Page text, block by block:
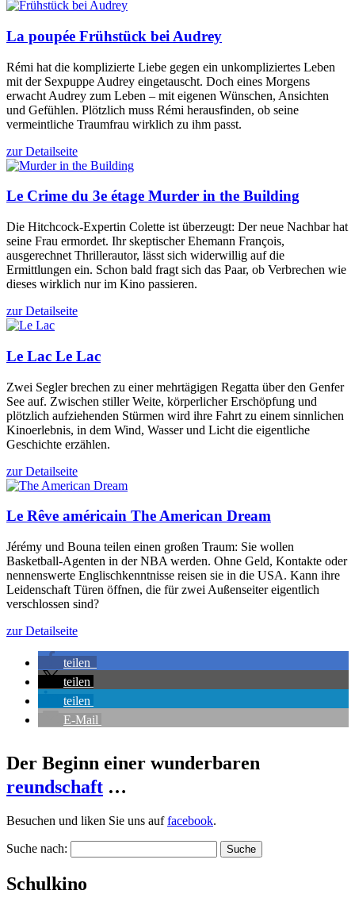
La poupée Frühstück bei Audrey
Rémi hat die komplizierte Liebe gegen ein unkompliziertes Leben
mit der Sexpuppe Audrey eingetauscht. Doch eines Morgens
erwacht Audrey zum Leben – mit eigenen Wünschen, Ansichten
und Gefühlen. Plötzlich muss Rémi herausfinden, ob seine
vermeintliche Traumfrau wirklich zu ihm passt.
zur Detailseite
Le Crime du 3e étage Murder in the Building
Die Hitchcock-Expertin Colette ist überzeugt: Der neue Nachbar hat
seine Frau ermordet. Ihr skeptischer Ehemann François,
ausgerechnet Thrillerautor, lässt sich widerwillig auf die
Ermittlungen ein. Schon bald fragt sich das Paar, ob Verbrechen wie
dieses wirklich nur im Kino passieren.
zur Detailseite
Le Lac Le Lac
Zwei Segler brechen zu einer mehrtägigen Regatta über den Genfer
See auf. Zwischen stiller Weite, körperlicher Erschöpfung und
plötzlich aufziehenden Stürmen wird ihre Fahrt zu einem sinnlichen
Kinoerlebnis, in dem Wind, Wasser und Licht die eigentliche
Geschichte erzählen.
zur Detailseite
Le Rêve américain The American Dream
Jérémy und Bouna teilen einen großen Traum: Sie wollen
Basketball-Agenten in der NBA werden. Ohne Geld, Kontakte oder
nennenswerte Englischkenntnisse reisen sie in die USA. Kann ihre
Leidenschaft Türen öffnen, die für zwei Außenseiter eigentlich
verschlossen sind?
zur Detailseite
teilen
teilen
teilen
E-Mail
Der Beginn einer wunderbaren
reundschaft …
Besuchen und liken Sie uns auffacebook.
Suche nach:
Schulkino